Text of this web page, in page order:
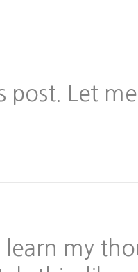
post. Let
learn my